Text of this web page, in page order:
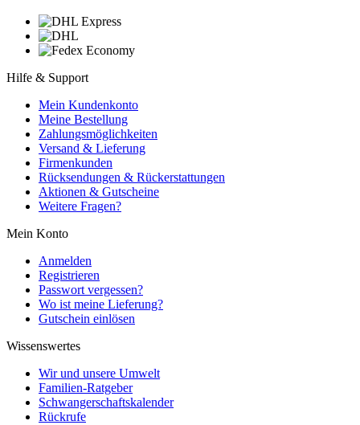
Hilfe & Support
Mein Kundenkonto
Meine Bestellung
Zahlungsmöglichkeiten
Versand & Lieferung
Firmenkunden
Rücksendungen & Rückerstattungen
Aktionen & Gutscheine
Weitere Fragen?
Mein Konto
Anmelden
Registrieren
Passwort vergessen?
Wo ist meine Lieferung?
Gutschein einlösen
Wissenswertes
Wir und unsere Umwelt
Familien-Ratgeber
Schwangerschaftskalender
Rückrufe